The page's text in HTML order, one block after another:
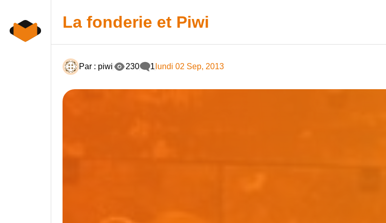
content
La fonderie et Piwi
Par : piwi 230 1 lundi 02 Sep, 2013